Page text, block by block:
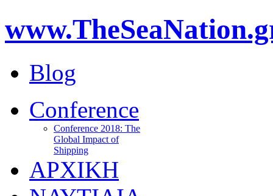
Blog
Conference
Conference 2018: The
Global Impact of
Shipping
ΑΡΧΙΚΗ